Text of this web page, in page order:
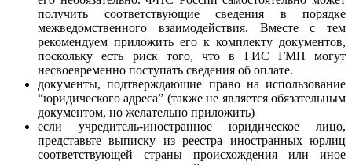
получить соответствующие сведения в порядке
межведомственного взаимодействия. Вместе с тем
рекомендуем приложить его к комплекту документов,
поскольку есть риск того, что в ГИС ГМП могут
несвоевременно поступать сведения об оплате.
документы, подтверждающие право на использование
“юридического адреса” (также не является обязательным
документом, но желательно приложить)
если учредитель-иностранное юридическое лицо,
представьте выписку из реестра иностранных юрлиц
соответствующей страны происхождения или иное